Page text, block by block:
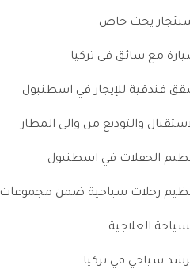
يخت خاص
مع سائق في تركيا
فندقية للإيجار في اسطنبول
والتوديع من والى المطار
الحفلات في اسطنبول
رحلات سياحية ضمن مجموعات
العلاجية
سياحي في تركيا